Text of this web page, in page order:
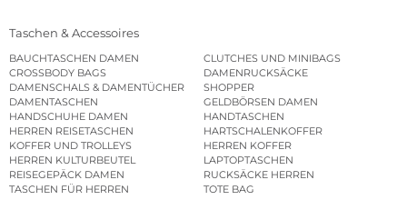
Taschen & Accessoires
BAUCHTASCHEN DAMEN
CLUTCHES UND MINIBAGS
CROSSBODY BAGS
DAMENRUCKSÄCKE
DAMENSCHALS & DAMENTÜCHER
SHOPPER
DAMENTASCHEN
GELDBÖRSEN DAMEN
HANDSCHUHE DAMEN
HANDTASCHEN
HERREN REISETASCHEN
HARTSCHALENKOFFER
KOFFER UND TROLLEYS
HERREN KOFFER
HERREN KULTURBEUTEL
LAPTOPTASCHEN
REISEGEPÄCK DAMEN
RUCKSÄCKE HERREN
TASCHEN FÜR HERREN
TOTE BAG